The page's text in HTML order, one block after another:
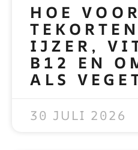
HOE
IJZER,
B12 EN
ALS
30 JULI 2026